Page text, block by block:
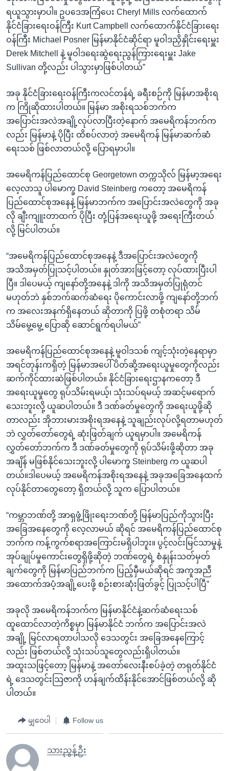
ရယူသွားမှာပါ။ ဥပဒေအကြံပေး Cheryl Mills လက်ထောက်
နိုင်ငံခြားရေးဝန်ကြီး Kurt Campbell လက်ထောက်နိုင်ငံခြားရေး
ဝန်ကြီး Michael Posner မြန်မာနိုင်ငံဆိုင်ရာ မူဝါဒညှိနှိုင်းရေးမှူး
Derek Mitchell နဲ့ မူဝါဒရေးဆွဲရေးညွန်ကြားရေးမှူး Jake
Sullivan တို့လည်း ပါသွားမှာဖြစ်ပါတယ်”
အခု နိုင်ငံခြားရေးဝန်ကြီးကလင်တန်ရဲ့ ခရီးစဉ်ကို မြန်မာအစိုးရ
က ကြိုဆိုထားပါတယ်။ မြန်မာ အစိုးရသစ်ဘက်က
အပြောင်းအလဲအချို့လုပ်လာပြီးတဲ့နောက် အမေရိကန်ဘက်က
လည်း မြန်မာနဲ့ ပိုပြီး ထိစပ်လာတဲ့ အမေရိကန် မြန်မာဆက်ဆံ
ရေးသစ် ဖြစ်လာတယ်လို့ ပြောရမှာပါ။
အမေရိကန်ပြည်ထောင်စု Georgetown တက္ကသိုလ် မြန်မာ့အရေး
လေ့လာသူ ပါမောက္ခ David Steinberg ကတော့ အမေရိကန်
ပြည်ထောင်စုအနေနဲ့ မြန်မာဘက်က အပြောင်းအလဲတွေကို အခု
လို ချီးကျူးတာထက် ပိုပြီး တုံ့ပြန်အရေးယူဖို့ အရေးကြီးတယ်
လို့ မြင်ပါတယ်။
“အမေရိကန်ပြည်ထောင်စုအနေနဲ့ ဒီအပြောင်းအလဲတွေကို
အသိအမှတ်ပြုသင့်ပါတယ်။ နှုတ်အားဖြင့်တော့ လုပ်ထားပြီးပါ
ပြီ။ ဒါပေမယ့် ကျနော်တို့အနေနဲ့ ဒါကို အသိအမှတ်ပြုရုံတင်
မဟုတ်ဘဲ နှစ်ဘက်ဆက်ဆံရေး ပိုကောင်းလာဖို့ ကျနော်တို့ဘက်
က အလေးအနက်ရှိနေတယ် ဆိုတာကို ပြဖို့ တစုံတရာ သိမ်
သိမ်မွေ့မွေ့ ပြောဆို ဆောင်ရွက်ရပါမယ်”
အမေရိကန်ပြည်ထောင်စုအနေနဲ့ မူဝါဒသစ် ကျင့်သုံးတဲ့နေရာမှာ
အရင်တုန်းကရှိတဲ့ မြန်မာအပေါ် ပိတ်ဆို့အရေးယူမှုတွေကိုလည်း
ဆက်ကိုင်ထားဆဲဖြစ်ပါတယ်။ နိုင်ငံခြားရေးဌာနကတော့ ဒီ
အရေးယူမှုတွေ ရုပ်သိမ်းရမယ့်၊ သုံးသပ်ရမယ့် အဆင့်မရောက်
သေးဘူးလို့ ယူဆပါတယ်။ ဒီ ဒဏ်ခတ်မှုတွေကို အရေးယူဖို့ဆို
တာလည်း အိုဘားမားအစိုးရအနေနဲ့ သူချည်းလုပ်လို့ရတာမဟုတ်
ဘဲ လွှတ်တော်တွေရဲ့ ဆုံးဖြတ်ချက် ယူရမှာပါ။ အမေရိကန်
လွှတ်တော်ဘက်က ဒီ ဒဏ်ခတ်မှုတွေကို ရုပ်သိမ်းဖို့ဆိုတာ အခု
အချိန် မဖြစ်နိုင်သေးဘူးလို့ ပါမောက္ခ Steinberg က ယူဆပါ
တယ်။ဒါပေမယ့် အမေရိကန်အစိုးရအနေနဲ့ အခုအခြေအနေထက်
လုပ်နိုင်တာတွေတော့ ရှိတယ်လို့ သူက ပြောပါတယ်။
“ကမ္ဘာဘဏ်တို့ အာရှဖွံ့ဖြိုးရေးဘဏ်တို့ မြန်မာပြည်ကိုသွားပြီး
အခြေအနေတွေကို လေ့လာမယ် ဆိုရင် အမေရိကန်ပြည်ထောင်စု
ဘက်က ကန့်ကွက်စရာအကြောင်းမရှိပါဘူး။ ပွင့်လင်းမြင်သာမှုနဲ့
အုပ်ချုပ်မှုကောင်းတွေရှိဖို့ဆိုတဲ့ ဘဏ်တွေရဲ့ စံနှုန်းသတ်မှတ်
ချက်တွေကို မြန်မာပြည်ဘက်က ပြည့်မှီမယ်ဆိုရင် အကူအညီ
အထောက်အပံ့အချို့ပေးဖို့ စဉ်းစားဆုံးဖြတ်ခွင့် ပြုသင့်ပါပြီ”
အခုလို အမေရိကန်ဘက်က မြန်မာနိုင်ငံနဲ့ဆက်ဆံရေးသစ်
ထူထောင်လာတဲ့ကိစ္စမှာ မြန်မာနိုင်ငံ ဘက်က အပြောင်းအလဲ
အချို့ မြင်လာရတာပါသလို ဒေသတွင်း အခြေအနေကြောင့်
လည်း ဖြစ်တယ်လို့ သုံးသပ်သူတွေလည်းရှိပါတယ်။
အထူးသဖြင့်တော့ မြန်မာနဲ့ အတော်လေးနီးစပ်ခဲ့တဲ့ တရုတ်နိုင်ငံ
ရဲ့ ဒေသတွင်းသြဇာကို ဟန်ချက်ထိန်းနိုင်အောင်ဖြစ်တယ်လို့ ဆို
ပါတယ်။
မျှဝေပါ Follow us
သားညွန့်ဦး